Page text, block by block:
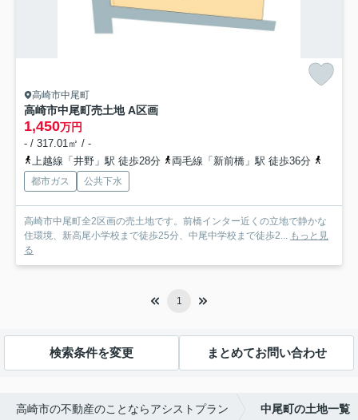
高崎市中尾町
高崎市中尾町売土地 A区画
1,450万円
- / 317.01㎡ / -
上越線「井野」駅 徒歩28分
両毛線「新前橋」駅 徒歩36分
都市ガス 公共下水
高崎市中尾町全2区画の売土地です。前橋インター近くの立地で静かな
住環境、新高尾小学校まで徒歩25分、中尾中学校まで徒歩2...
もっと見
る
1
検索条件を変更 まとめてお問い合わせ
高崎市の不動産のことならアシストプラン 中尾町の土地一覧